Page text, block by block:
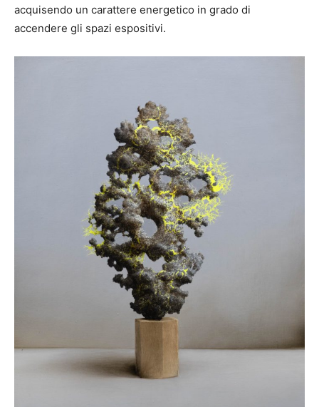
acquisendo un carattere energetico in grado di
accendere gli spazi espositivi.